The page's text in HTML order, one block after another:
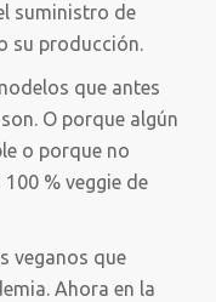
suministro de
su producción.
que antes
O porque algún
o porque no
% veggie de
veganos que
Ahora en la